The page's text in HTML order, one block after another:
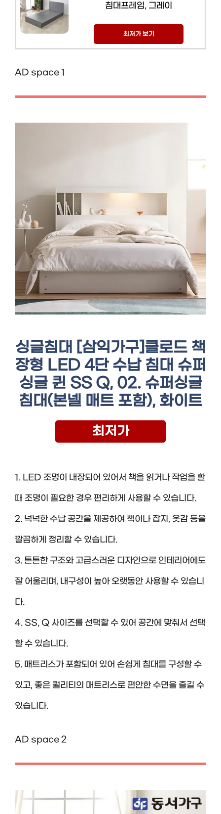
침대프레임, 그레이
최저가 보기
AD space 1
싱글침대 [삼익가구]클로드 책
장형 LED 4단 수납 침대 슈퍼
싱글 퀸 SS Q, 02. 슈퍼싱글
침대(본넬 매트 포함), 화이트
최저가
1. LED 조명이 내장되어 있어서 책을 읽거나 작업을 할
때 조명이 필요한 경우 편리하게 사용할 수 있습니다.
2. 넉넉한 수납 공간을 제공하여 책이나 잡지, 옷감 등을
깔끔하게 정리할 수 있습니다.
3. 튼튼한 구조와 고급스러운 디자인으로 인테리어에도
잘 어울리며, 내구성이 높아 오랫동안 사용할 수 있습니
다.
4. SS, Q 사이즈를 선택할 수 있어 공간에 맞춰서 선택
할 수 있습니다.
5. 매트리스가 포함되어 있어 손쉽게 침대를 구성할 수
있고, 좋은 퀄리티의 매트리스로 편안한 수면을 즐길 수
있습니다.
AD space 2